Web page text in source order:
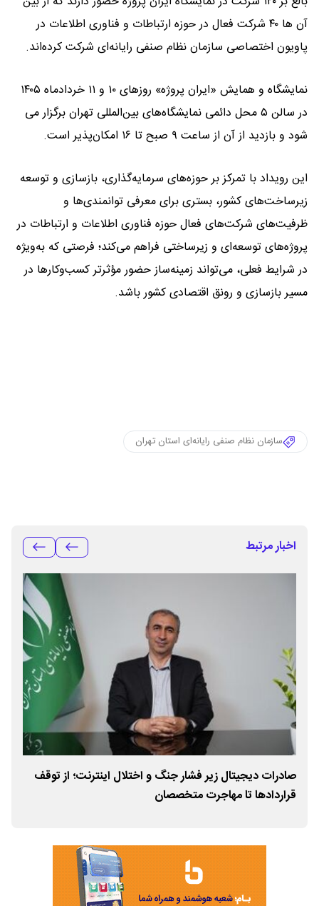
آن ها ۴۰ شرکت فعال در حوزه ارتباطات و فناوری اطلاعات در
پاویون اختصاصی سازمان نظام صنفی رایانه‌ای شرکت کرده‌اند.
نمایشگاه و همایش «ایران پروژه» روزهای ۱۰ و ۱۱ خردادماه ۱۴۰۵
در سالن ۵ محل دائمی نمایشگاه‌های بین‌المللی تهران برگزار می
شود و بازدید از آن از ساعت ۹ صبح تا ۱۶ امکان‌پذیر است.
این رویداد با تمرکز بر حوزه‌های سرمایه‌گذاری، بازسازی و توسعه
زیرساخت‌های کشور، بستری برای معرفی توانمندی‌ها و
ظرفیت‌های شرکت‌های فعال حوزه فناوری اطلاعات و ارتباطات در
پروژه‌های توسعه‌ای و زیرساختی فراهم می‌کند؛ فرصتی که به‌ویژه
در شرایط فعلی، می‌تواند زمینه‌ساز حضور مؤثرتر کسب‌وکارها در
مسیر بازسازی و رونق اقتصادی کشور باشد.
سازمان نظام صنفی رایانه‌ای استان تهران
اخبار مرتبط
صادرات دیجیتال زیر فشار جنگ و اختلال اینترنت؛ از توقف
قراردادها تا مهاجرت متخصصان